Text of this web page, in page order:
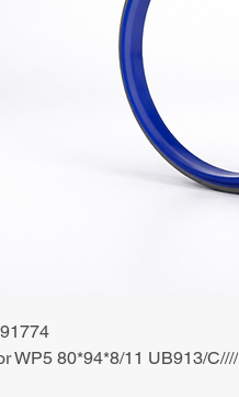
WP5 80*94*8/11 UB913/C////